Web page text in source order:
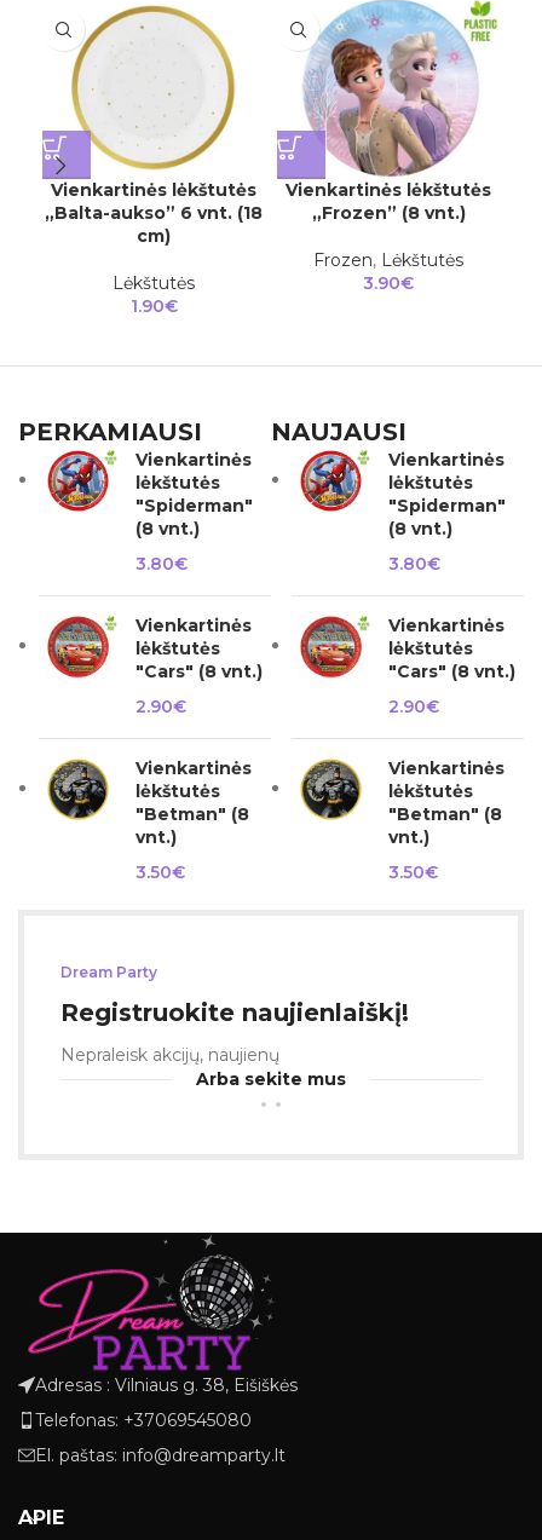
Vienkartinės lėkštutės
„Balta-aukso” 6 vnt. (18
cm)
Lėkštutės
1.90€
Vienkartinės lėkštutės
„Frozen” (8 vnt.)
Frozen, Lėkštutės
3.90€
PERKAMIAUSI
Vienkartinės
lėkštutės
"Spiderman"
(8 vnt.)
3.80€
Vienkartinės
lėkštutės
"Cars" (8 vnt.)
2.90€
Vienkartinės
lėkštutės
"Betman" (8
vnt.)
3.50€
NAUJAUSI
Vienkartinės
lėkštutės
"Spiderman"
(8 vnt.)
3.80€
Vienkartinės
lėkštutės
"Cars" (8 vnt.)
2.90€
Vienkartinės
lėkštutės
"Betman" (8
vnt.)
3.50€
Dream Party
Registruokite naujienlaiškį!
Nepraleisk akcijų, naujienų
Arba sekite mus
Adresas : Vilniaus g. 38, Eišiškės
Telefonas: +37069545080
El. paštas: info@dreamparty.lt
APIE